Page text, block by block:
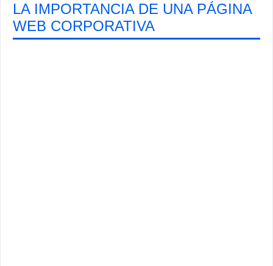
LA IMPORTANCIA DE UNA PÁGINA
WEB CORPORATIVA